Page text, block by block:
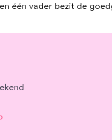
één vader bezit de